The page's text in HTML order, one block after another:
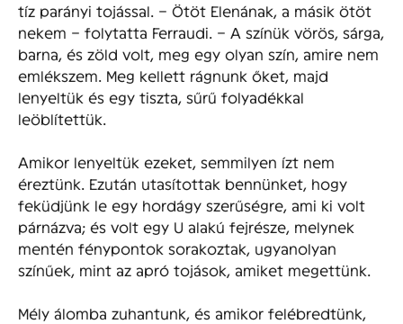
tíz parányi tojással. – Ötöt Elenának, a másik ötöt
nekem – folytatta Ferraudi. – A színük vörös, sárga,
barna, és zöld volt, meg egy olyan szín, amire nem
emlékszem. Meg kellett rágnunk őket, majd
lenyeltük és egy tiszta, sűrű folyadékkal
leöblítettük.
Amikor lenyeltük ezeket, semmilyen ízt nem
éreztünk. Ezután utasítottak bennünket, hogy
feküdjünk le egy hordágy szerűségre, ami ki volt
párnázva; és volt egy U alakú fejrésze, melynek
mentén fénypontok sorakoztak, ugyanolyan
színűek, mint az apró tojások, amiket megettünk.
Mély álomba zuhantunk, és amikor felébredtünk,